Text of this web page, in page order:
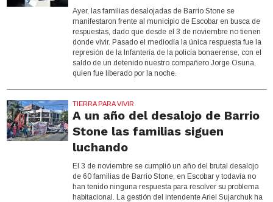
Ayer, las familias desalojadas de Barrio Stone se
manifestaron frente al municipio de Escobar en busca de
respuestas, dado que desde el 3 de noviembre no tienen
donde vivir. Pasado el mediodía la única respuesta fue la
represión de la Infantería de la policía bonaerense, con el
saldo de un detenido nuestro compañero Jorge Osuna,
quien fue liberado por la noche.
TIERRA PARA VIVIR
A un año del desalojo de Barrio
Stone las familias siguen
luchando
El 3 de noviembre se cumplió un año del brutal desalojo
de 60 familias de Barrio Stone, en Escobar y todavía no
han tenido ninguna respuesta para resolver su problema
habitacional. La gestión del intendente Ariel Sujarchuk ha